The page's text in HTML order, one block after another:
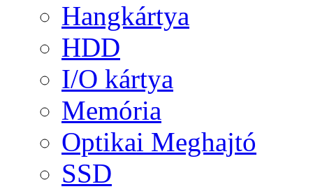
Hangkártya
HDD
I/O kártya
Memória
Optikai Meghajtó
SSD